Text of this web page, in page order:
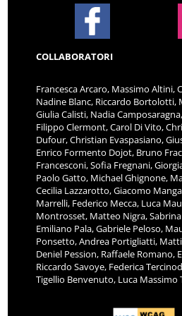
COLLABORATORI
Francesca Arcaro, Massimo Altini,
Nadine Blanc, Riccardo Bortolotti,
Giulia Calisti, Nadia
Filippo Clermont, Carol Di Vito,
Dufour, Christian Evaspasiano,
Enrico Formento Dojot, Bruno
Francesconi, Sofia Fregnani,
Paolo Gatto, Michael Ghignone,
Cecilia Lazzarotto, Giacomo
Marrelli, Federico Mecca, Luca
Montrosset, Matteo Nigra,
Emiliano Pala, Gabriele Peloso,
Ponsetto, Andrea Portigliatti,
Deniel Pession, Raffaele Romano,
Riccardo Savoye, Federica
Tigellio Benvenuto, Luca Massimo